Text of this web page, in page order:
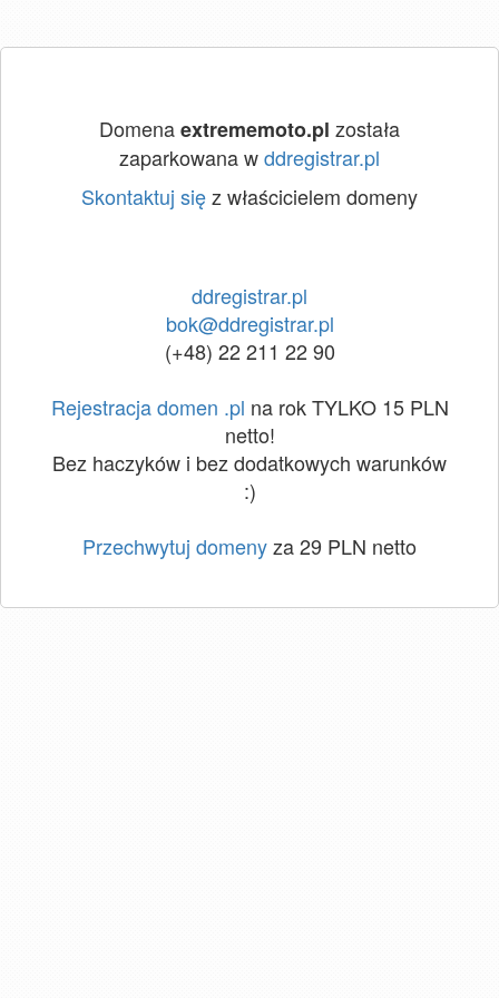
Domenaextrememoto.pl została
zaparkowana wddregistrar.pl
Skontaktuj sięz właścicielem domeny
ddregistrar.pl
bok@ddregistrar.pl
(+48) 22 211 22 90
Rejestracja domen .pl na rok TYLKO 15 PLN
netto!
Bez haczyków i bez dodatkowych warunków
:)
Przechwytuj domenyza 29 PLN netto